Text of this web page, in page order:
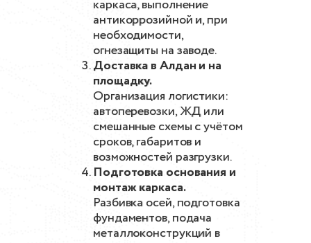
каркаса, выполнение
антикоррозийной и, при
необходимости,
огнезащиты на заводе.
Доставка в Алдан и на
площадку.
Организация логистики:
автоперевозки, ЖД или
смешанные схемы с учётом
сроков, габаритов и
возможностей разгрузки.
Подготовка основания и
монтаж каркаса.
Разбивка осей, подготовка
фундаментов, подача
металлоконструкций в